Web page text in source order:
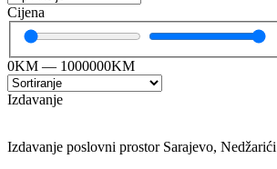
Cijena
0KM — 1000000KM
Izdavanje
Izdavanje poslovni prostor Sarajevo, Nedžarići